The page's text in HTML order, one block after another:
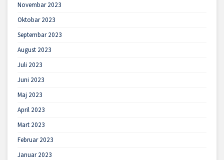
Novembar 2023
Oktobar 2023
Septembar 2023
August 2023
Juli 2023
Juni 2023
Maj 2023
April 2023
Mart 2023
Februar 2023
Januar 2023